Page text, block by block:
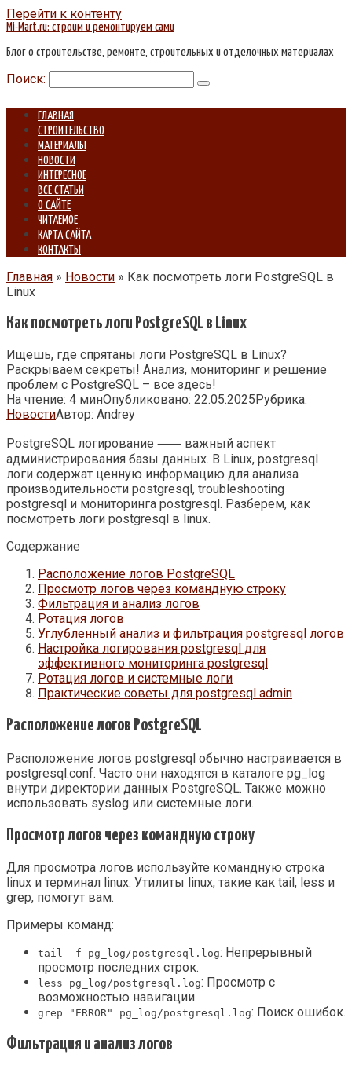
Перейти к контенту
Mi-Mart.ru: строим и ремонтируем сами
Блог о строительстве, ремонте, строительных и отделочных материалах
Поиск:
ГЛАВНАЯ
СТРОИТЕЛЬСТВО
МАТЕРИАЛЫ
НОВОСТИ
ИНТЕРЕСНОЕ
ВСЕ СТАТЬИ
О САЙТЕ
ЧИТАЕМОЕ
КАРТА САЙТА
КОНТАКТЫ
Главная » Новости » Как посмотреть логи PostgreSQL в
Linux
Как посмотреть логи PostgreSQL в Linux
Ищешь, где спрятаны логи PostgreSQL в Linux?
Раскрываем секреты! Анализ, мониторинг и решение
проблем с PostgreSQL – все здесь!
На чтение: 4 минОпубликовано: 22.05.2025Рубрика:
НовостиАвтор: Andrey
PostgreSQL логирование ⸺ важный аспект
администрирования базы данных. В Linux, postgresql
логи содержат ценную информацию для анализа
производительности postgresql, troubleshooting
postgresql и мониторинга postgresql. Разберем, как
посмотреть логи postgresql в linux.
Содержание
Расположение логов PostgreSQL
Просмотр логов через командную строку
Фильтрация и анализ логов
Ротация логов
Углубленный анализ и фильтрация postgresql логов
Настройка логирования postgresql для
эффективного мониторинга postgresql
Ротация логов и системные логи
Практические советы для postgresql admin
Расположение логов PostgreSQL
Расположение логов postgresql обычно настраивается в
postgresql.conf. Часто они находятся в каталоге pg_log
внутри директории данных PostgreSQL. Также можно
использовать syslog или системные логи.
Просмотр логов через командную строку
Для просмотра логов используйте командную строка
linux и терминал linux. Утилиты linux, такие как tail, less и
grep, помогут вам.
Примеры команд:
tail -f pg_log/postgresql.log: Непрерывный
просмотр последних строк.
less pg_log/postgresql.log: Просмотр с
возможностью навигации.
grep "ERROR" pg_log/postgresql.log: Поиск ошибок.
Фильтрация и анализ логов